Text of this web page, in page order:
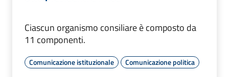
Ciascun organismo consiliare è composto da
11 componenti.
Comunicazione istituzionale Comunicazione politica